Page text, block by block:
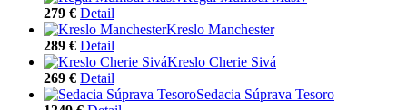
279 € Detail
Kreslo Manchester
289 € Detail
Kreslo Cherie Sivá
269 € Detail
Sedacia Súprava Tesoro